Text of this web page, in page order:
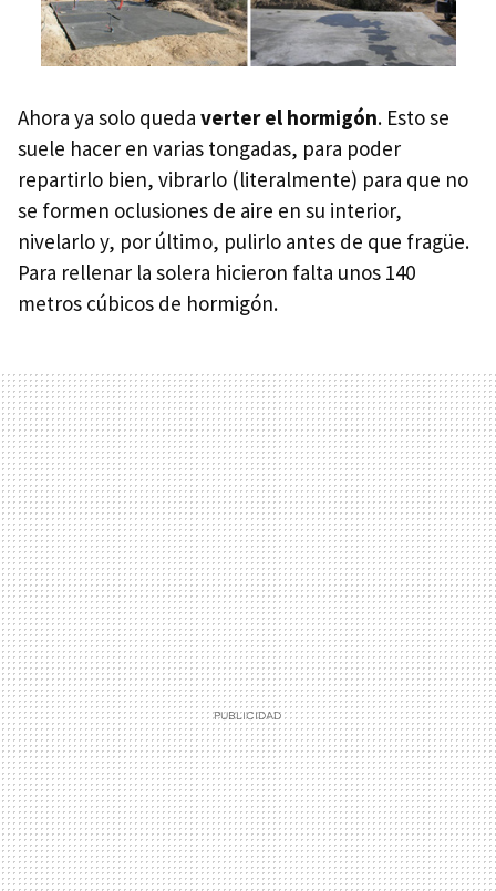
Ahora ya solo queda verter el hormigón. Esto se
suele hacer en varias tongadas, para poder
repartirlo bien, vibrarlo (literalmente) para que no
se formen oclusiones de aire en su interior,
nivelarlo y, por último, pulirlo antes de que fragüe.
Para rellenar la solera hicieron falta unos 140
metros cúbicos de hormigón.